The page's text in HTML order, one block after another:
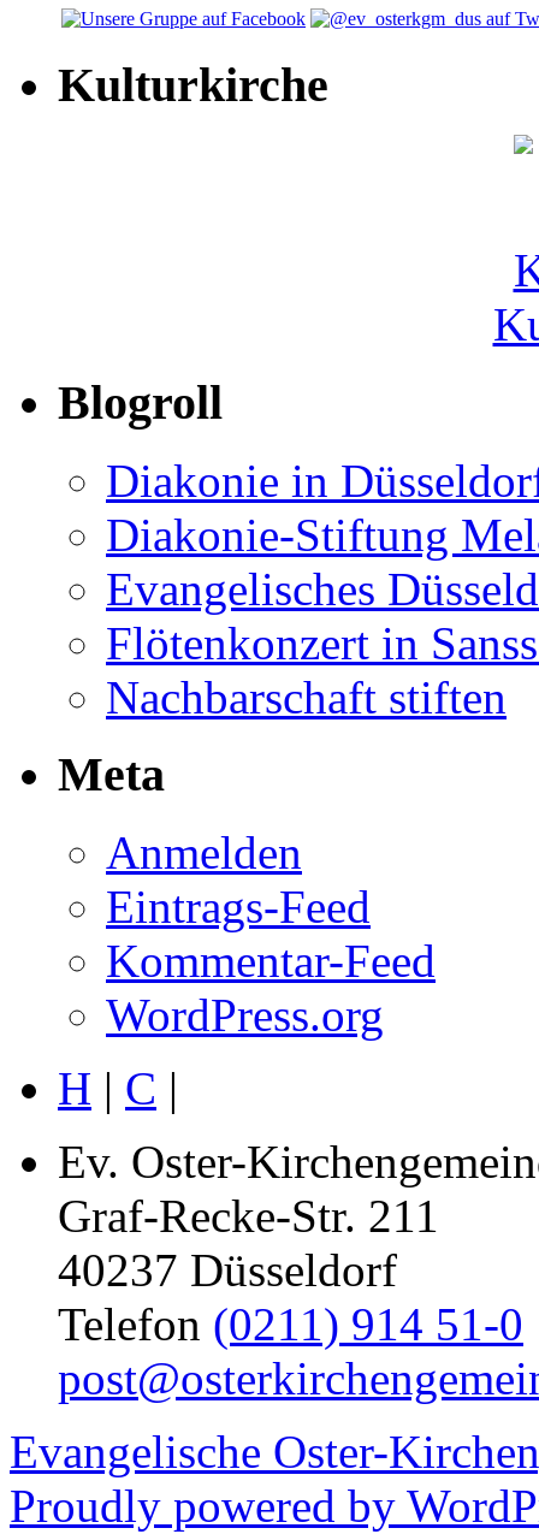
Kulturkirche
Blogroll
Diakonie in
Diakonie-Stiftung
Evangelisches
Flötenkonzert in
Nachbarschaft stiften
Meta
Anmelden
Eintrags-Feed
Kommentar-Feed
WordPress.org
H | C |
Ev. Oster-
Graf-Recke-Str. 211
40237 Düsseldorf
Telefon (0211) 914 51-0
Evangelische Oster-
Proudly powered by